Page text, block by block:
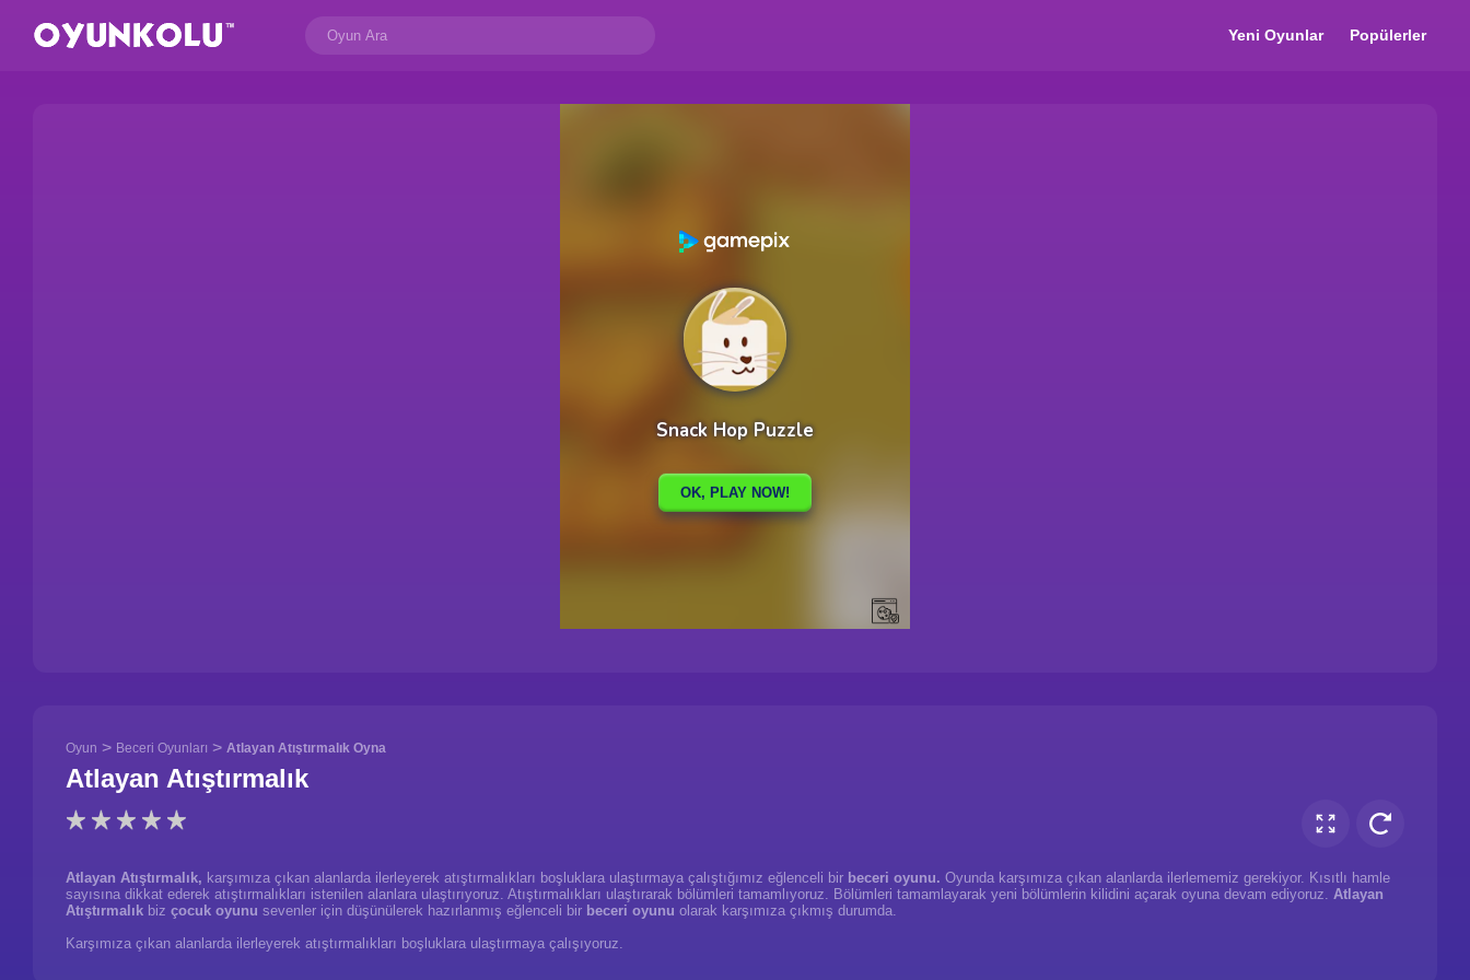
Yeni Oyunlar Popülerler
Oyun > Beceri Oyunları > Atlayan Atıştırmalık Oyna
Atlayan Atıştırmalık
Atlayan Atıştırmalık, karşımıza çıkan alanlarda ilerleyerek atıştırmalıkları boşluklara ulaştırmaya çalıştığımız eğlenceli bir beceri oyunu. Oyunda karşımıza çıkan alanlarda ilerlememiz gerekiyor. Kısıtlı hamle
sayısına dikkat ederek atıştırmalıkları istenilen alanlara ulaştırıyoruz. Atıştırmalıkları ulaştırarak bölümleri tamamlıyoruz. Bölümleri tamamlayarak yeni bölümlerin kilidini açarak oyuna devam ediyoruz. Atlayan
Atıştırmalık biz çocuk oyunu sevenler için düşünülerek hazırlanmış eğlenceli bir beceri oyunu olarak karşımıza çıkmış durumda.
Karşımıza çıkan alanlarda ilerleyerek atıştırmalıkları boşluklara ulaştırmaya çalışıyoruz.